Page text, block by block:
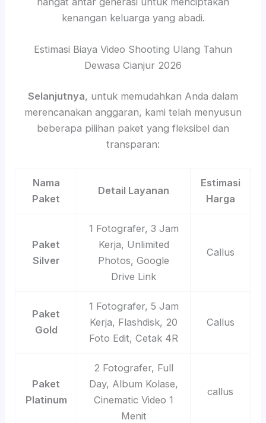
kenangan keluarga yang abadi.
Estimasi Biaya Video Shooting Ulang Tahun
Dewasa Cianjur 2026
Selanjutnya, untuk memudahkan Anda dalam
merencanakan anggaran, kami telah menyusun
beberapa pilihan paket yang fleksibel dan
transparan:
Nama
Paket
Detail Layanan
Estimasi
Harga
Paket
Silver
1 Fotografer, 3 Jam
Kerja, Unlimited
Photos, Google
Drive Link
Callus
Paket
Gold
1 Fotografer, 5 Jam
Kerja, Flashdisk, 20
Foto Edit, Cetak 4R
Callus
Paket
Platinum
2 Fotografer, Full
Day, Album Kolase,
Cinematic Video 1
Menit
callus